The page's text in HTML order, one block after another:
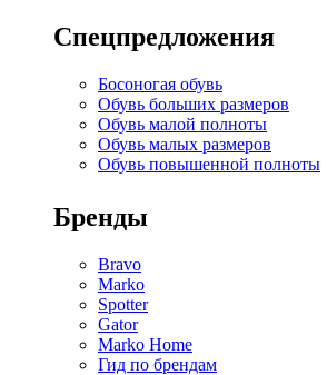
Спецпредложения
Босоногая обувь
Обувь больших размеров
Обувь малой полноты
Обувь малых размеров
Обувь повышенной полноты
Бренды
Bravo
Marko
Spotter
Gator
Marko Home
Гид по брендам